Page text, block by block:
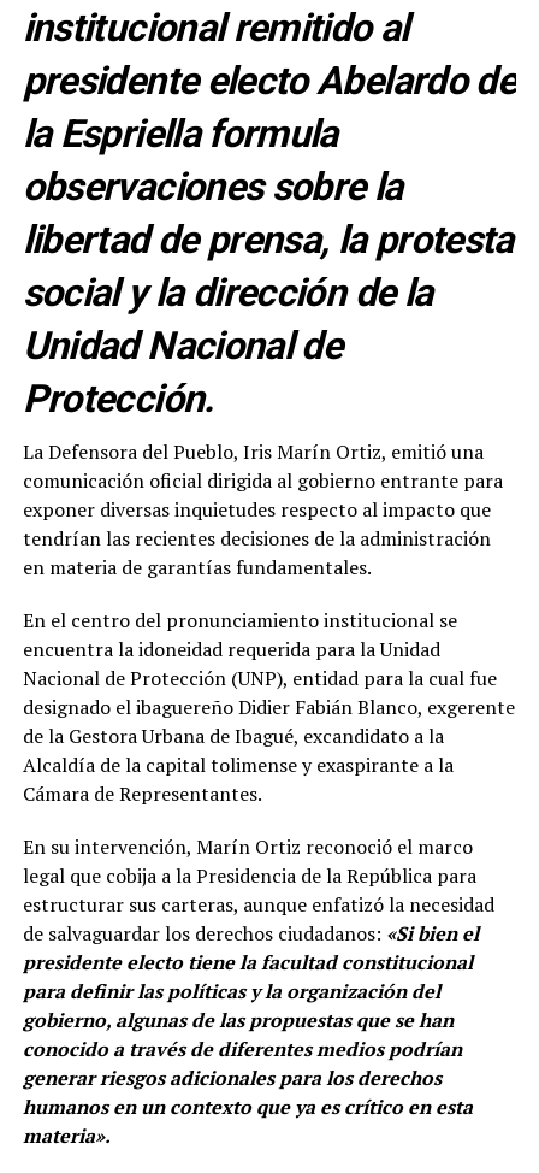
institucional remitido al
presidente electo Abelardo de
la Espriella formula
observaciones sobre la
libertad de prensa, la protesta
social y la dirección de la
Unidad Nacional de
Protección.
La Defensora del Pueblo, Iris Marín Ortiz, emitió una
comunicación oficial dirigida al gobierno entrante para
exponer diversas inquietudes respecto al impacto que
tendrían las recientes decisiones de la administración
en materia de garantías fundamentales.
En el centro del pronunciamiento institucional se
encuentra la idoneidad requerida para la Unidad
Nacional de Protección (UNP), entidad para la cual fue
designado el ibaguereño Didier Fabián Blanco, exgerente
de la Gestora Urbana de Ibagué, excandidato a la
Alcaldía de la capital tolimense y exaspirante a la
Cámara de Representantes.
En su intervención, Marín Ortiz reconoció el marco
legal que cobija a la Presidencia de la República para
estructurar sus carteras, aunque enfatizó la necesidad
de salvaguardar los derechos ciudadanos: «Si bien el
presidente electo tiene la facultad constitucional
para definir las políticas y la organización del
gobierno, algunas de las propuestas que se han
conocido a través de diferentes medios podrían
generar riesgos adicionales para los derechos
humanos en un contexto que ya es crítico en esta
materia».